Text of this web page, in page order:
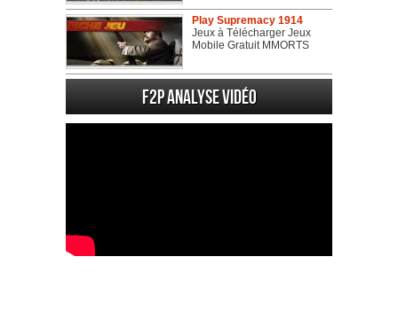
Play Supremacy 1914
Jeux à Télécharger Jeux
Mobile Gratuit MMORTS
F2P Analyse vidéo